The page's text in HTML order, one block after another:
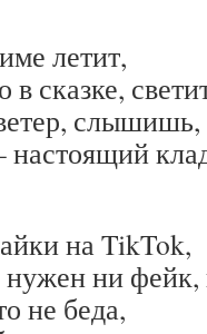
летит,
в сказке,
слышишь,
настоящий
на TikTok,
ни фейк,
не беда,